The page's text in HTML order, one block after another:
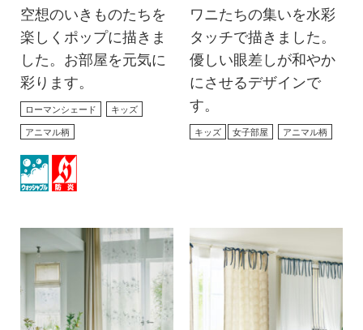
空想のいきものたちを
楽しくポップに描きま
した。お部屋を元気に
彩ります。
ローマンシェード
キッズ
アニマル柄
ワニたちの集いを水彩
タッチで描きました。
優しい眼差しが和やか
にさせるデザインで
す。
キッズ 女子部屋 アニマル柄